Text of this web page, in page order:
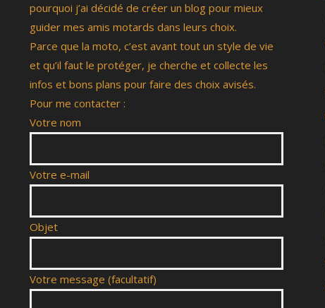
pourquoi j’ai décidé de créer un blog pour mieux
guider mes amis motards dans leurs choix.
Parce que la moto, c’est avant tout un style de vie
et qu’il faut le protéger, je cherche et collecte les
infos et bons plans pour faire des choix avisés.
Pour me contacter :
Votre nom
Votre e-mail
Objet
Votre message (facultatif)